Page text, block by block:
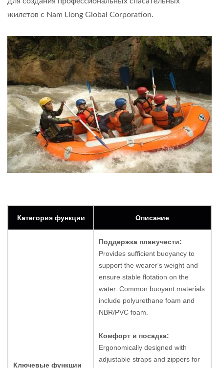
жилетов с Nam Liong Global Corporation.
Категория функции Описание
Ключевые функции
Поддержка плавучести:
Provides sufficient buoyancy to
support the wearer's weight and
ensure stable flotation on the
water. Common buoyant materials
include polyurethane foam and
NBR/PVC foam.
Комфорт и посадка:
Ergonomically designed with
adjustable straps and zippers for